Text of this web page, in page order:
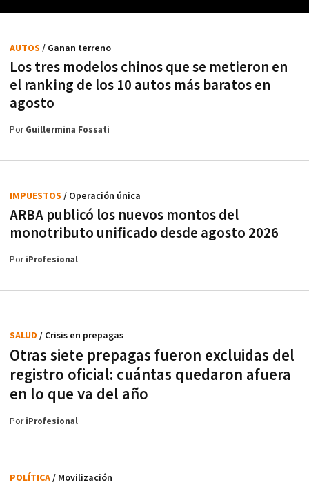
Los tres modelos chinos que se metieron en
el ranking de los 10 autos más baratos en
agosto
AUTOS / Ganan terreno
PorGuillermina Fossati
ARBA publicó los nuevos montos del
monotributo unificado desde agosto 2026
IMPUESTOS / Operación única
PoriProfesional
Otras siete prepagas fueron excluidas del
registro oficial: cuántas quedaron afuera
en lo que va del año
SALUD / Crisis en prepagas
PoriProfesional
POLÍTICA/ Movilización